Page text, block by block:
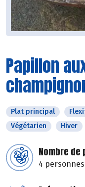
Papillon
Plat principal
Végétarien
Hiver
Nombre
4 personnes